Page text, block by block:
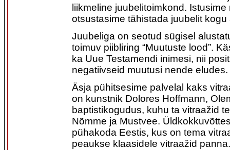
liikmeline juubelitoimkond. Istusime
otsustasime tähistada juubelit kogu
Juubeliga on seotud sügisel
toimuv piibliring “Muutuste lood”.
ka Uue Testamendi inimesi, nii
negatiivseid muutusi nende eludes.
Äsja pühitsesime palvelal kaks
on kunstnik Dolores Hoffmann,
baptistikogudus, kuhu ta vitraažid
Nõmme ja Mustvee.
pühakoda Eestis, kus on tema
peaukse klaasidele vitraažid panna.